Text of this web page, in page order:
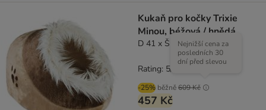
Kukaň pro kočky Trixie
Minou, béžová / hnědá
D 41 x Š 35 x V 26 cm
-25% běžně609 Kč
Nejnižší cena za
posledních 30
dní před slevou
457 Kč
Rating: 5/5